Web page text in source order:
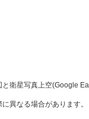
衛星写真上空(Google
異なる場合があります。